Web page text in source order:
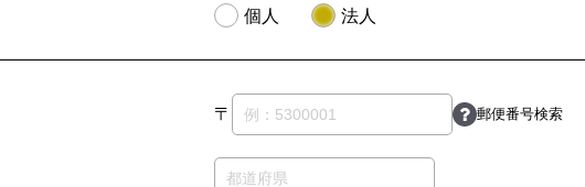
個人 法人
〒 郵便番号検索